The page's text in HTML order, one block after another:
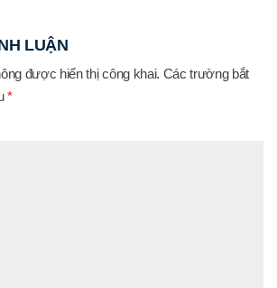
LUẬN
được hiển thị công khai. Các trường bắt
*